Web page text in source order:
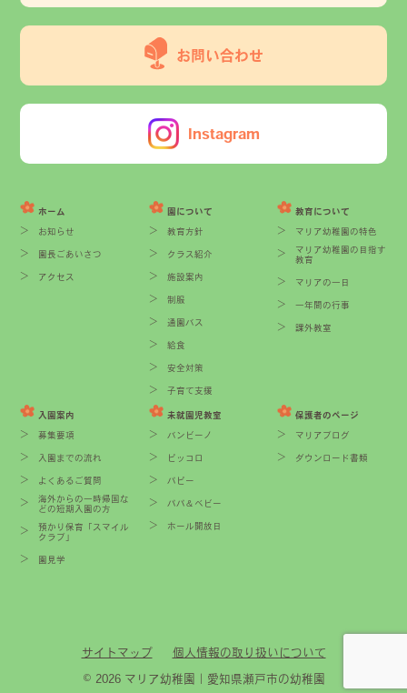
お問い合わせ
Instagram
ホーム
お知らせ
園長ごあいさつ
アクセス
園について
教育方針
クラス紹介
施設案内
制服
通園バス
給食
安全対策
子育て支援
教育について
マリア幼稚園の特色
マリア幼稚園の目指す
教育
マリアの一日
一年間の行事
課外教室
入園案内
募集要項
入園までの流れ
よくあるご質問
海外からの一時帰国な
どの短期入園の方
預かり保育「スマイル
クラブ」
園見学
未就園児教室
バンビーノ
ピッコロ
パピー
パパ＆ベビー
ホール開放日
保護者のページ
マリアブログ
ダウンロード書類
サイトマップ 個人情報の取り扱いについて
© 2026 マリア幼稚園｜愛知県瀬戸市の幼稚園